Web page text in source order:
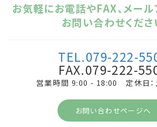
お気軽にお電話やFAX、メール
お問い合わせくださ
TEL.079-222-
FAX.079-222-
営業時間 9:00 - 18:00 定休日：
お問い合わせページへ